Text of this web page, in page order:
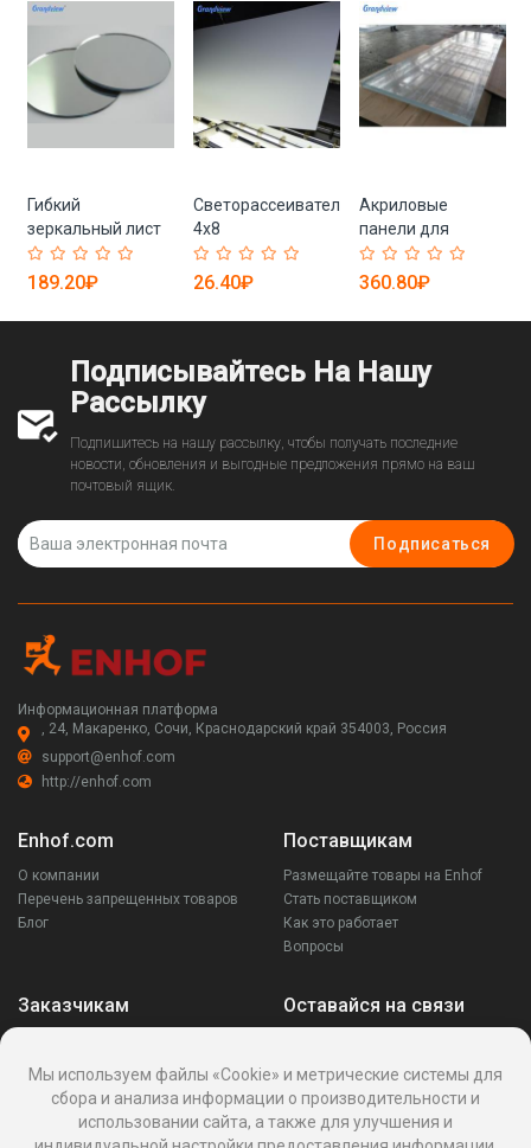
Гибкий
зеркальный лист
ПММА
189.20₽
Светорассеиватель
4x8
26.40₽
Акриловые
панели для
бассейна, 100 мм
360.80₽
Подписывайтесь На Нашу
Рассылку
Подпишитесь на нашу рассылку, чтобы получать последние
новости, обновления и выгодные предложения прямо на ваш
почтовый ящик.
Подписаться
Информационная платформа
, 24, Макаренко, Сочи, Краснодарский край 354003, Россия
support@enhof.com
http://enhof.com
Enhof.com
О компании
Перечень запрещенных товаров
Блог
Поставщикам
Размещайте товары на Enhof
Стать поставщиком
Как это работает
Вопросы
Заказчикам
Написать поставщику
Оставайся на связи
Мы используем файлы «Cookie» и метрические системы для
сбора и анализа информации о производительности и
использовании сайта, а также для улучшения и